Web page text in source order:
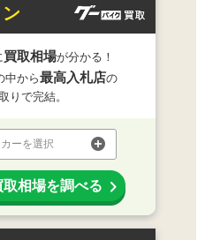
買取相場が分かる！
中から最高入札店の
りで完結。
ーを選択
相場を調べる